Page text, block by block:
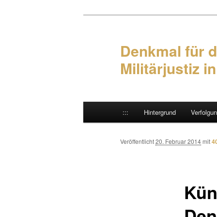
Denkmal für
Militärjustiz
Zum Inhalt wechseln
Zum sekundären Inhalt
::: Hintergrund
Veröffentlicht20. Februar 2014mit